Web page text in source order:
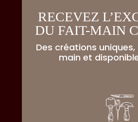
RECEVEZ
DU FAIT-MAIN
Des créations
main et